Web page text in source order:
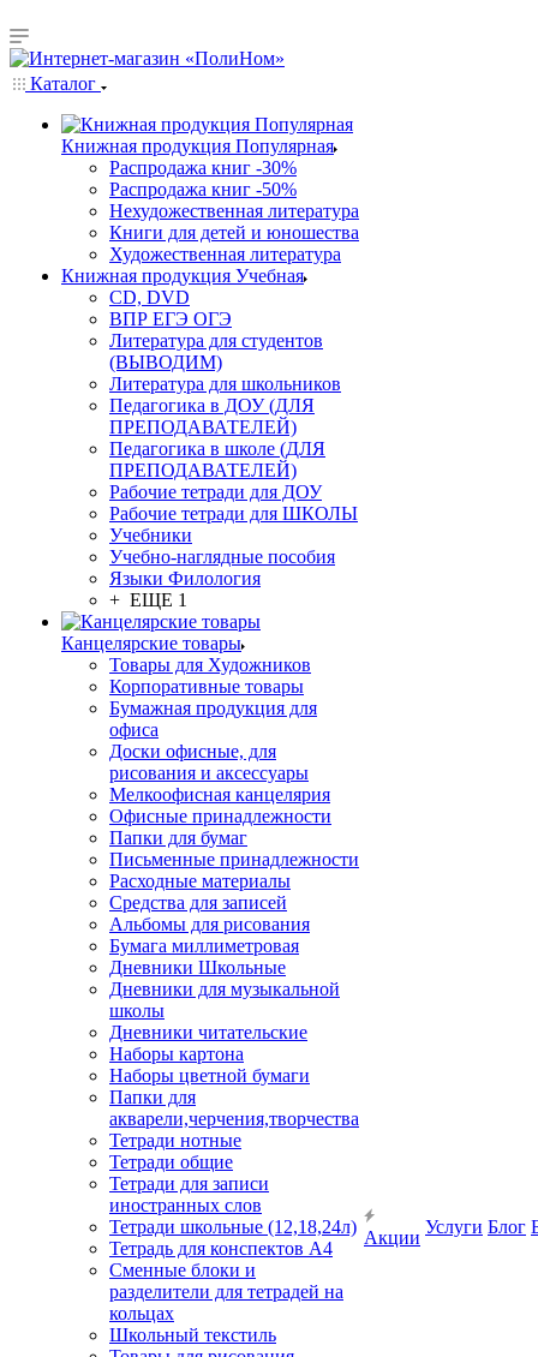
Каталог
Книжная продукция Популярная
Распродажа книг -30%
Распродажа книг -50%
Нехудожественная литература
Книги для детей и юношества
Художественная литература
Книжная продукция Учебная
CD, DVD
ВПР ЕГЭ ОГЭ
Литература для студентов
(ВЫВОДИМ)
Литература для школьников
Педагогика в ДОУ (ДЛЯ
ПРЕПОДАВАТЕЛЕЙ)
Педагогика в школе (ДЛЯ
ПРЕПОДАВАТЕЛЕЙ)
Рабочие тетради для ДОУ
Рабочие тетради для ШКОЛЫ
Учебники
Учебно-наглядные пособия
Языки Филология
+ ЕЩЕ 1
Канцелярские товары
Товары для Художников
Корпоративные товары
Бумажная продукция для
офиса
Доски офисные, для
рисования и аксессуары
Мелкоофисная канцелярия
Офисные принадлежности
Папки для бумаг
Письменные принадлежности
Расходные материалы
Средства для записей
Альбомы для рисования
Бумага миллиметровая
Дневники Школьные
Дневники для музыкальной
школы
Дневники читательские
Наборы картона
Наборы цветной бумаги
Папки для
акварели,черчения,творчества
Тетради нотные
Тетради общие
Тетради для записи
иностранных слов
Тетради школьные (12,18,24л)
Тетрадь для конспектов А4
Сменные блоки и
разделители для тетрадей на
кольцах
Школьный текстиль
Акции
Услуги Блог